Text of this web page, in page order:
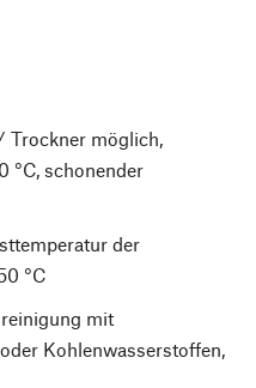
Trockner möglich,
°C, schonender
der
°C
mit
Kohlenwasserstoffen,